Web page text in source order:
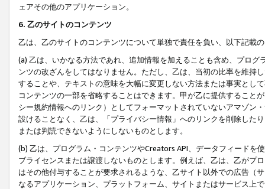
ェアその他のアプリケーション。
6. 乙のサイトのコンテンツ
乙は、乙のサイトのコンテンツについて単独で責任を負い、以下記載
(a) 乙は、いかなる方法であれ、追加情報を加えることも含め、プロ
ンツの改ざんをしてはなりません。ただし、乙は、当初の比率を維持
することや、テキストの意味を大幅に変更しない方法または事実とし
コンテンツの一部を省略することはできます。甲が乙に提供すること
シー規約情報へのリンク）としてフォーマットされていないアマゾン
設けることなく、乙は、「プライバシー情報」へのリンクを削除した
または判読できないようにしないものとします。
(b) 乙は、プログラム・コンテンツやCreators API、データフィード
ブライセンスまたは譲渡しないものとします。例えば、乙は、乙がプ
はその他付与することが要求されるような、乙サイト以外での広告（
なるアプリケーション、プラットフォーム、サイトまたはサービス上